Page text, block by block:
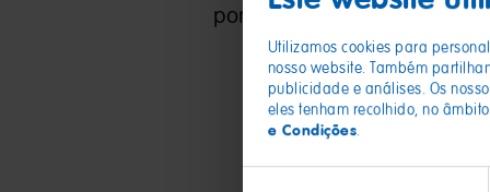
Utilizamos cookies para
nosso website. Também
publicidade e análises. Os
eles tenham recolhido, no
e Condições.
pontilhada vermelha para